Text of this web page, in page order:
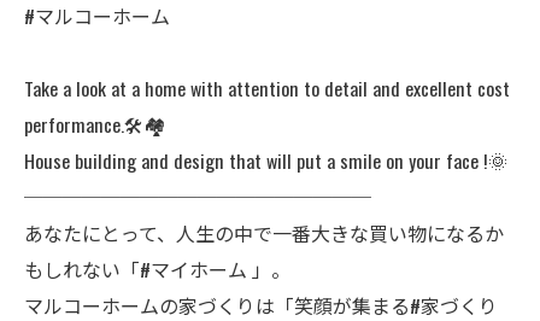
#マルコーホーム
Take a look at a home with attention to detail and excellent cost
performance.🛠️🏘️
House building and design that will put a smile on your face !🌞
──────────────────
あなたにとって、人生の中で一番大きな買い物になるか
もしれない「#マイホーム 」。
マルコーホームの家づくりは「笑顔が集まる#家づくり